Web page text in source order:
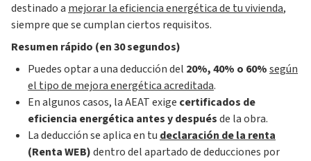
destinado a mejorar la eficiencia energética de tu vivienda,
siempre que se cumplan ciertos requisitos.
Resumen rápido (en 30 segundos)
Puedes optar a una deducción del 20%, 40% o 60%según
el tipo de mejora energética acreditada.
En algunos casos, la AEAT exige certificados de
eficiencia energética antes y despuésde la obra.
La deducción se aplica en tu declaración de la renta
(Renta WEB)dentro del apartado de deducciones por